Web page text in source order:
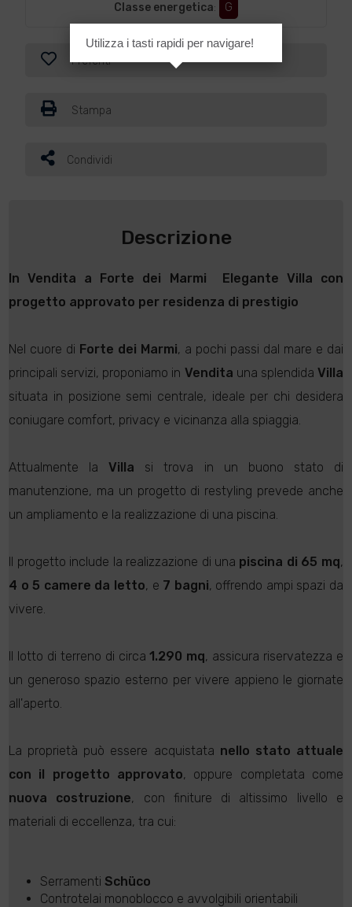
Classe energetica: G
Preferiti
Stampa
Condividi
Descrizione
InVendita a Forte dei Marmi  Elegante Villa con
progetto approvato per residenza di prestigio
Nel cuore di Forte dei Marmi, a pochi passi dal mare e dai
principali servizi, proponiamo in Vendita una splendida Villa
situata in posizione semi centrale, ideale per chi desidera
coniugare comfort, privacy e vicinanza alla spiaggia.
Attualmente laVilla si trova in un buono stato di
manutenzione, ma un progetto di restyling prevede anche
un ampliamento e la realizzazione di una piscina.
Il progetto include la realizzazione di una piscina di 65 mq,
4 o 5 camere da letto, e 7 bagni, offrendo ampi spazi da
vivere.
Il lotto di terreno di circa1.290 mq, assicura riservatezza e
un generoso spazio esterno per vivere appieno le giornate
all'aperto.
La proprietà può essere acquistata nello stato attuale
con il progetto approvato, oppure completata come
nuova costruzione, con finiture di altissimo livello e
materiali di eccellenza, tra cui:
Serramenti Schüco
Controtelai monoblocco e avvolgibili orientabili
Utilizza i tasti rapidi per navigare!